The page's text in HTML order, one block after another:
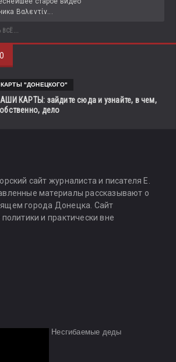
Βαλεντίν...
ВСЁ...
КАРТЫ "ДОНЕЦКОГО"
КАРТЫ: зайдите сюда и узнайте, в чем,
дело
сайт журналиста и писателя Е.
материалы рассказывают о
города Донецка. Сайт
и практически вне
Несгибаемые деды